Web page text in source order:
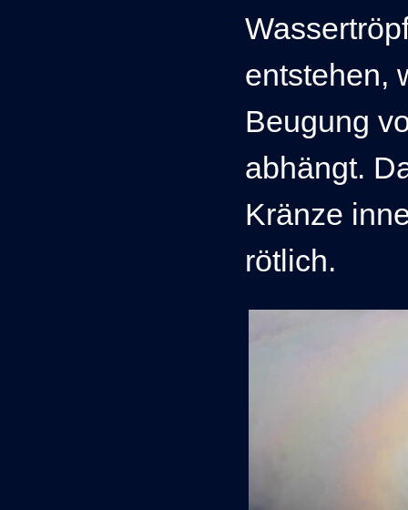
entstehen,
Beugung
abhängt.
Kränze
rötlich.